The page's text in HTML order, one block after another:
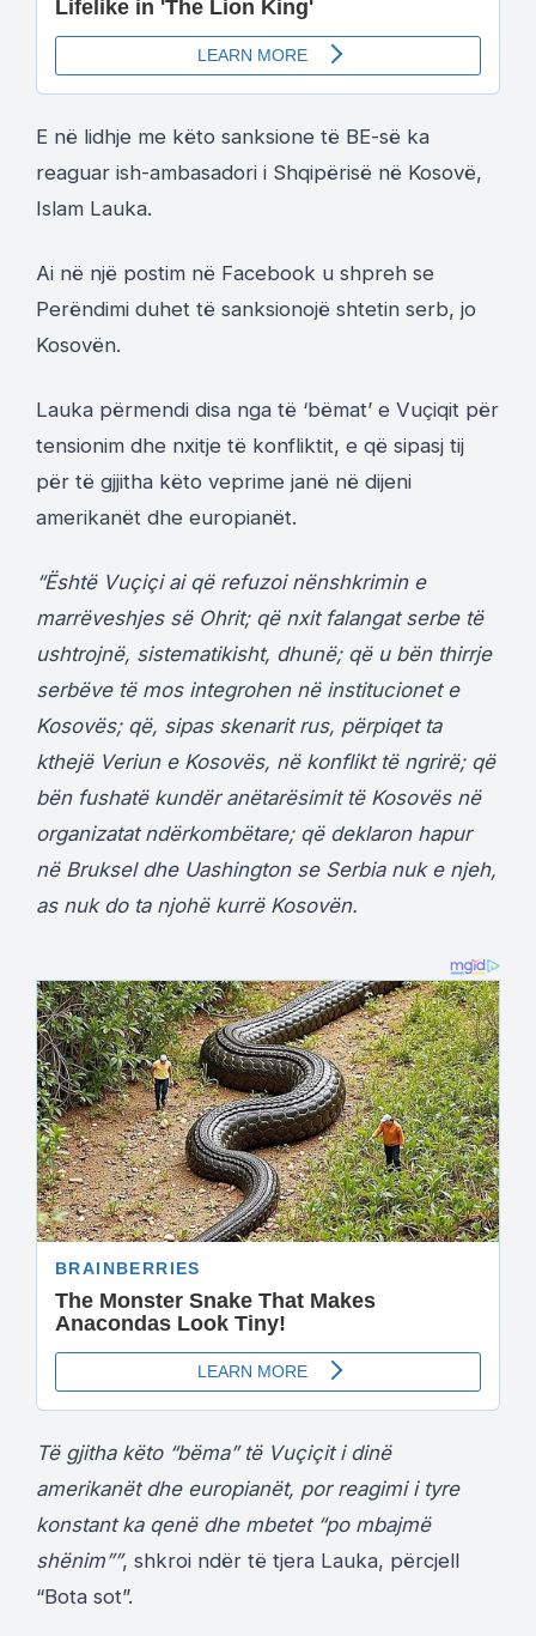
E në lidhje me këto sanksione të BE-së ka
reaguar ish-ambasadori i Shqipërisë në Kosovë,
Islam Lauka.
Ai në një postim në Facebook u shpreh se
Perëndimi duhet të sanksionojë shtetin serb, jo
Kosovën.
Lauka përmendi disa nga të ‘bëmat’ e Vuçiqit për
tensionim dhe nxitje të konfliktit, e që sipasj tij
për të gjjitha këto veprime janë në dijeni
amerikanët dhe europianët.
“Është Vuçiçi ai që refuzoi nënshkrimin e
marrëveshjes së Ohrit; që nxit falangat serbe të
ushtrojnë, sistematikisht, dhunë; që u bën thirrje
serbëve të mos integrohen në institucionet e
Kosovës; që, sipas skenarit rus, përpiqet ta
kthejë Veriun e Kosovës, në konflikt të ngrirë; që
bën fushatë kundër anëtarësimit të Kosovës në
organizatat ndërkombëtare; që deklaron hapur
në Bruksel dhe Uashington se Serbia nuk e njeh,
as nuk do ta njohë kurrë Kosovën.
Të gjitha këto “bëma” të Vuçiçit i dinë
amerikanët dhe europianët, por reagimi i tyre
konstant ka qenë dhe mbetet “po mbajmë
shënim””, shkroi ndër të tjera Lauka, përcjell
“Bota sot”.